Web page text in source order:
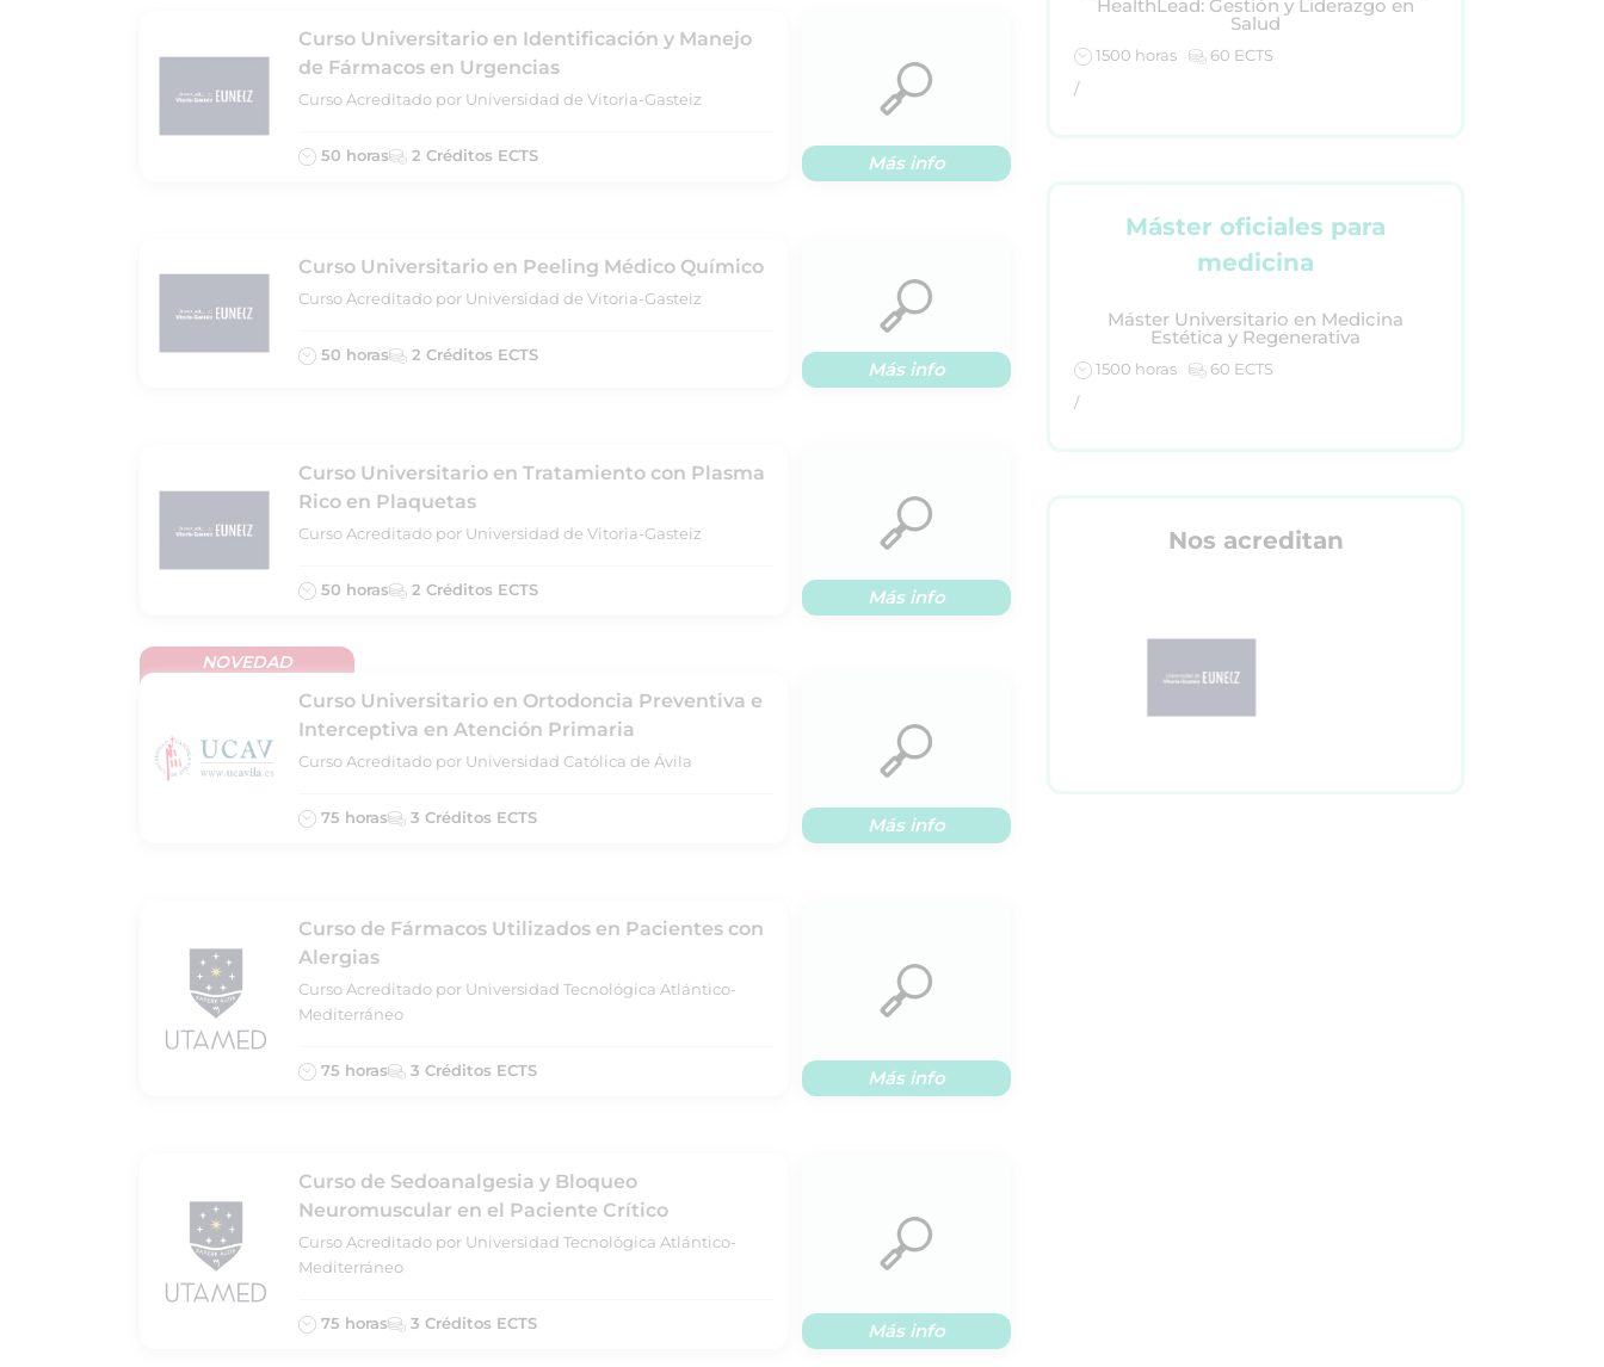
Curso Universitario en Identificación y Manejo
de Fármacos en Urgencias
Curso Acreditado por Universidad de Vitoria-Gasteiz
50 horas 2 Créditos ECTS Más info
Curso Universitario en Peeling Médico Químico
Curso Acreditado por Universidad de Vitoria-Gasteiz
50 horas 2 Créditos ECTS
Más info
Curso Universitario en Tratamiento con Plasma
Rico en Plaquetas
Curso Acreditado por Universidad de Vitoria-Gasteiz
50 horas 2 Créditos ECTS Más info
NOVEDAD
Curso Universitario en Ortodoncia Preventiva e
Interceptiva en Atención Primaria
Curso Acreditado por Universidad Católica de Ávila
75 horas 3 Créditos ECTS Más info
Curso de Fármacos Utilizados en Pacientes con
Alergias
Curso Acreditado por Universidad Tecnológica Atlántico-
Mediterráneo
75 horas 3 Créditos ECTS Más info
Curso de Sedoanalgesia y Bloqueo
Neuromuscular en el Paciente Crítico
Curso Acreditado por Universidad Tecnológica Atlántico-
Mediterráneo
75 horas 3 Créditos ECTS Más info
HealthLead: Gestión y Liderazgo en
Salud
1500 horas
60 ECTS
/
Máster oficiales para
medicina
Máster Universitario en Medicina
Estética y Regenerativa
1500 horas
60 ECTS
/
Nos acreditan